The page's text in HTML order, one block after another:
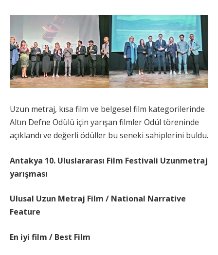
Uzun metraj, kısa film ve belgesel film kategorilerinde
Altın Defne Ödülü için yarışan filmler Ödül töreninde
açıklandı ve değerli ödüller bu seneki sahiplerini buldu.
Antakya 10. Uluslararası Film Festivali Uzunmetraj
yarışması
Ulusal Uzun Metraj Film / National Narrative
Feature
En iyi film / Best Film